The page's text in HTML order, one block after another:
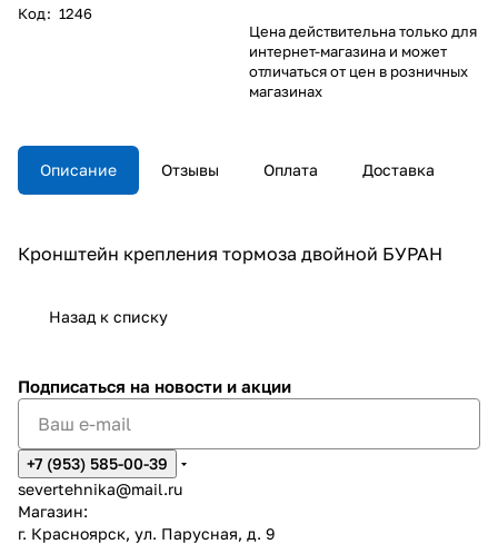
Код: 1246
Цена действительна только для
интернет-магазина и может
отличаться от цен в розничных
магазинах
Описание Отзывы Оплата Доставка
Кронштейн крепления тормоза двойной БУРАН
Назад к списку
Подписаться на новости и акции
+7 (953) 585-00-39
severtehnika@mail.ru
Магазин:
г. Красноярск, ул. Парусная, д. 9